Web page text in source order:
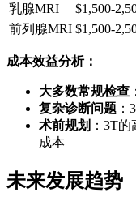
乳腺MRI
$1,500-
前列腺MRI $1,500-
成本效益分析：
大多数常规检查
复杂诊断问题
术前规划 ：3T
成本
未来发展趋势